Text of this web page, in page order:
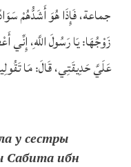
جماعة، فَإِذَا هُوَ أَشَدُّهُمْ
زَوْجُهَا: يَا رَسُولَ اللَّهِ،
عَلَيَّ حَدِيقَتِي، قَالَ: مَا
у сестры
Сабита ибн